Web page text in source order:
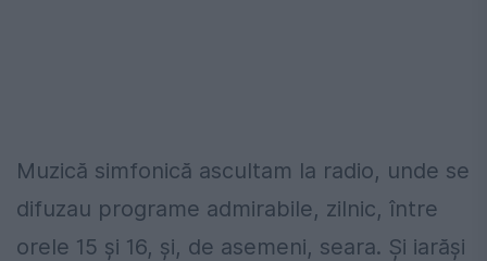
Muzică simfonică ascultam la radio, unde se
difuzau programe admirabile, zilnic, între
orele 15 şi 16, şi, de asemeni, seara. Şi iarăşi